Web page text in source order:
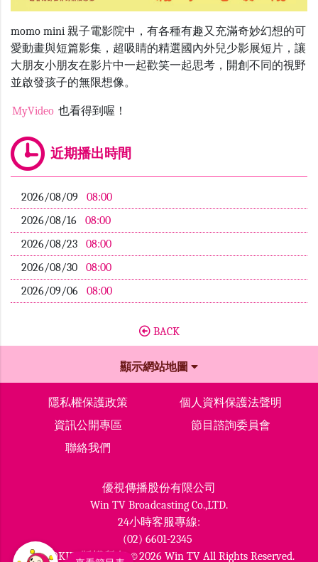
momo mini 親子電影院中，有各種有趣又充滿奇妙幻想的可
愛動畫與短篇影集，超吸睛的精選國內外兒少影展短片，讓
大朋友小朋友在影片中一起歡笑一起思考，開創不同的視野
並啟發孩子的無限想像。
MyVideo 也看得到喔！
近期播出時間
2026/08/09
08:00
2026/08/16
08:00
2026/08/23
08:00
2026/08/30
08:00
2026/09/06
08:00
BACK
顯示網站地圖
隱私權保護政策
個人資料保護法聲明
資訊公開專區
節目諮詢委員會
聯絡我們
優視傳播股份有限公司
Win TV Broadcasting Co.,LTD.
24小時客服專線:
(02) 6601-2345
MOMOKIDS版權所有 ©2026 Win TV All Rights Reserved.